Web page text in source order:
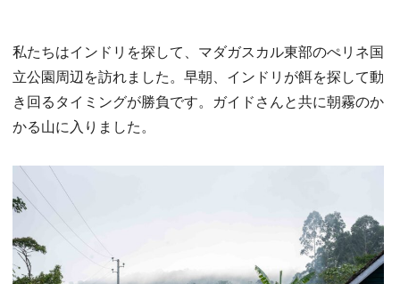
私たちはインドリを探して、マダガスカル東部のぺリネ国
立公園周辺を訪れました。早朝、インドリが餌を探して動
き回るタイミングが勝負です。ガイドさんと共に朝霧のか
かる山に入りました。